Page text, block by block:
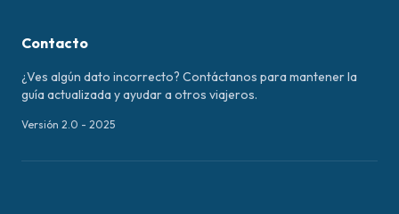
Contacto
¿Ves algún dato incorrecto? Contáctanos para mantener la
guía actualizada y ayudar a otros viajeros.
Versión 2.0 - 2025